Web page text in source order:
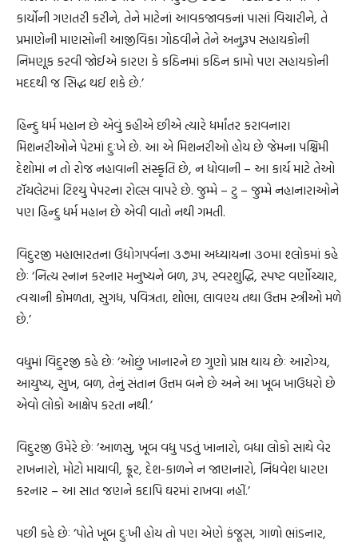
કાર્યોની ગણતરી કરીને, તેને માટેનાં આવકજાવકનાં પાસાં વિચારીને, તે
પ્રમાણેની માણસોની આજીવિકા ગોઠવીને તેને અનુરૂપ સહાયકોની
નિમણૂક કરવી જોઈએ કારણ કે કઠિનમાં કઠિન કામો પણ સહાયકોની
મદદથી જ સિદ્ધ થઈ શકે છે.’
હિન્દુ ધર્મ મહાન છે એવું કહીએ છીએ ત્યારે ધર્માંતર કરાવનારા
મિશનરીઓને પેટમાં દુઃખે છે. આ એ મિશનરીઓ હોય છે જેમના પશ્ચિમી
દેશોમાં ન તો રોજ નહાવાની સંસ્કૃતિ છે, ન ધોવાની – આ કાર્ય માટે તેઓ
ટૉયલેટમાં ટિશ્યુ પેપરના રોલ્સ વાપરે છે. જુમ્મે – ટુ – જુમ્મે નહાનારાઓને
પણ હિન્દુ ધર્મ મહાન છે એવી વાતો નથી ગમતી.
વિદુરજી મહાભારતના ઉદ્યોગપર્વના ૩૭મા અધ્યાયના ૩૦મા શ્લોકમાં કહે
છેઃ ‘નિત્ય સ્નાન કરનાર મનુષ્યને બળ, રૂપ, સ્વરશુદ્ધિ, સ્પષ્ટ વર્ણોચ્ચાર,
ત્વચાની કોમળતા, સુગંધ, પવિત્રતા, શોભા, લાવણ્ય તથા ઉત્તમ સ્ત્રીઓ મળે
છે.’
વધુમાં વિદુરજી કહે છેઃ ‘ઓછું ખાનારને છ ગુણો પ્રાપ્ત થાય છેઃ આરોગ્ય,
આયુષ્ય, સુખ, બળ, તેનું સંતાન ઉત્તમ બને છે અને આ ખૂબ ખાઉધરો છે
એવો લોકો આક્ષેપ કરતા નથી.’
વિદુરજી ઉમેરે છેઃ ‘આળસુ, ખૂબ વધુ પડતું ખાનારો, બધા લોકો સાથે વેર
રાખનારો, મોટો માયાવી, ક્રૂર, દેશ-કાળને ન જાણનારો, નિંદ્યવેશ ધારણ
કરનાર – આ સાત જણને કદાપિ ઘરમાં રાખવા નહીં.’
પછી કહે છેઃ ‘પોતે ખૂબ દુઃખી હોય તો પણ એણે કંજૂસ, ગાળો ભાંડનાર,